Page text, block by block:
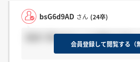
bsG6d9AD さん (24卒)
面接で聞かれたことを教えてほ
会員登録して閲覧する（